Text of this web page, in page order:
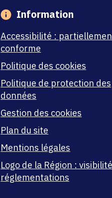
Information
Accessibilité :
conforme
Politique des cookies
Politique de protection des
données
Gestion des cookies
Plan du site
Mentions légales
Logo de la Région :
réglementations